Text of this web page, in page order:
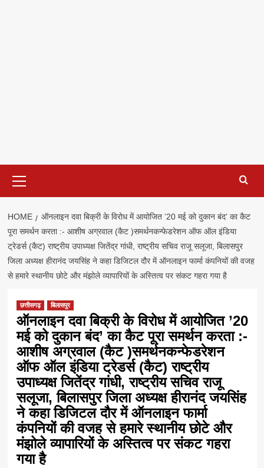
Menu
HOME
ऑनलाइन दवा बिक्री के विरोध में आयोजित ’20 मई को दुकान बंद’ का कैट
पूरा समर्थन करता :- आशीष अग्रवाल (कैट )समर्थनकन्फेडरेशन ऑफ ऑल इंडिया
ट्रेडर्स (कैट) राष्ट्रीय उपाध्यक्ष जितेंद्र गांधी, राष्ट्रीय सचिव राजू सलूजा, बिलासपुर
जिला अध्यक्ष हीरानंद जयसिंह ने कहा डिजिटल दौर में ऑनलाइन फार्मा कंपनियों की वजह
से हमारे स्थानीय छोटे और मंझोले व्यापारियों के अस्तित्व पर संकट गहरा गया है
छत्तीसगढ़ बिलासपुर
ऑनलाइन दवा बिक्री के विरोध में आयोजित ’20
मई को दुकान बंद’ का कैट पूरा समर्थन करता :-
आशीष अग्रवाल (कैट )समर्थनकन्फेडरेशन
ऑफ ऑल इंडिया ट्रेडर्स (कैट) राष्ट्रीय
उपाध्यक्ष जितेंद्र गांधी, राष्ट्रीय सचिव राजू
सलूजा, बिलासपुर जिला अध्यक्ष हीरानंद जयसिंह
ने कहा डिजिटल दौर में ऑनलाइन फार्मा
कंपनियों की वजह से हमारे स्थानीय छोटे और
मंझोले व्यापारियों के अस्तित्व पर संकट गहरा
गया है